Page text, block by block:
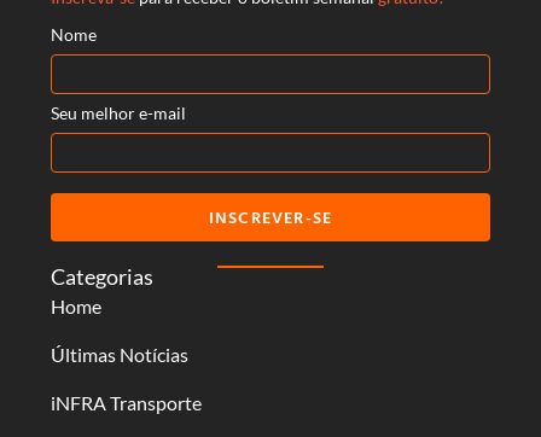
Categorias
Home
Últimas Notícias
iNFRA Transporte
Nome
Seu melhor e-mail
INSCREVER-SE